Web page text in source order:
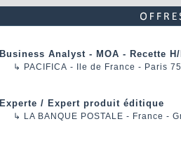
Business Analyst - MOA - Recette H/
↳ PACIFICA - Ile de France - Paris
Experte / Expert produit éditique
↳ LA BANQUE POSTALE - France -